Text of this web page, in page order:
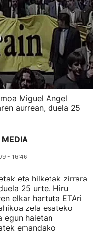
Miguel Angel
aurrean, duela 25
MEDIA
- 16:46
eta hilketak zirrara
25 urte. Hiru
elkar hartuta ETAri
zela esateko
egun haietan
emandako